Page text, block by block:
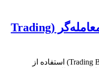
معایب استفاده از ربات معامله‌گر (Trading
معایب استفاده از ربات معامله‌گر (Trading Bot) استفاده از